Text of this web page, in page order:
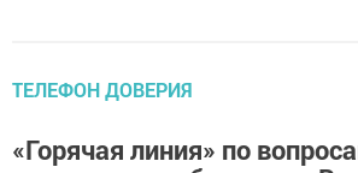
ТЕЛЕФОН ДОВЕРИЯ
«Горячая линия» по